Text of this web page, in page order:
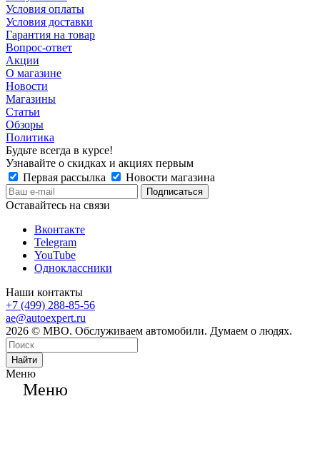
Условия оплаты
Условия доставки
Гарантия на товар
Вопрос-ответ
Акции
О магазине
Новости
Магазины
Статьи
Обзоры
Политика
Будьте всегда в курсе!
Узнавайте о скидках и акциях первым
Первая рассылка
Новости магазина
Оставайтесь на связи
Вконтакте
Telegram
YouTube
Одноклассники
Наши контакты
+7 (499) 288-85-56
ae@autoexpert.ru
2026 © МВО. Обслуживаем автомобили. Думаем о людях.
Найти
Меню
Меню